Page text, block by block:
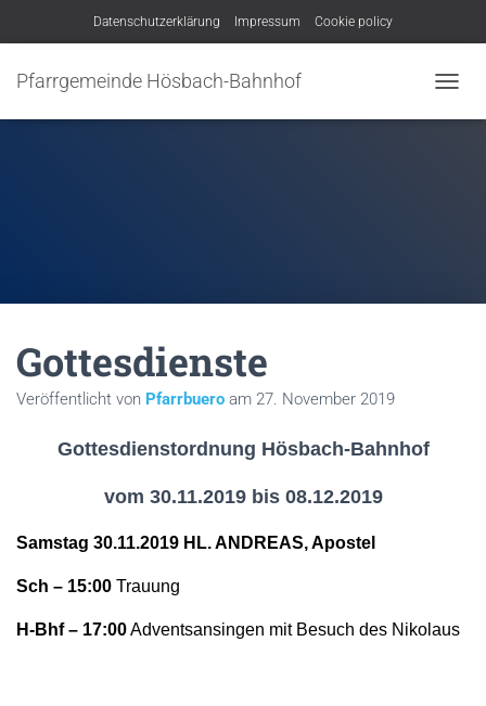
Datenschutzerklärung Impressum Cookie policy
Pfarrgemeinde Hösbach-Bahnhof
A
U
Gottesdienste
Veröffentlicht von Pfarrbuero am 27. November 2019
Gottesdienstordnung Hösbach-Bahnhof
vom 30.11.2019 bis 08.12.2019
Samstag 30.11.2019 HL. ANDREAS, Apostel
Sch – 15:00 Trauung
H-Bhf – 17:00Adventsansingen mit Besuch des Nikolaus